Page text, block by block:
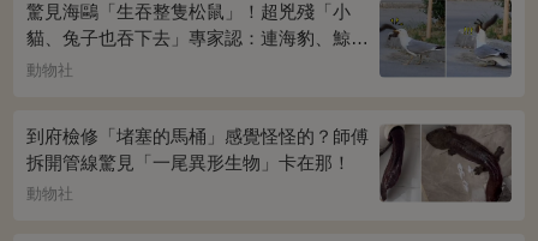
驚見海鷗「生吞整隻松鼠」！超兇殘「小
貓、兔子也吞下去」專家認：連海豹、鯨魚
都不放過...
動物社
到府檢修「堵塞的馬桶」感覺怪怪的？師傅
拆開管線驚見「一尾異形生物」卡在那！
動物社